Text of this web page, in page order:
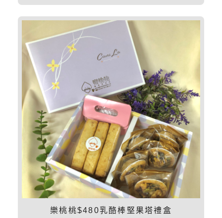
樂桃桃$480乳酪棒堅果塔禮盒